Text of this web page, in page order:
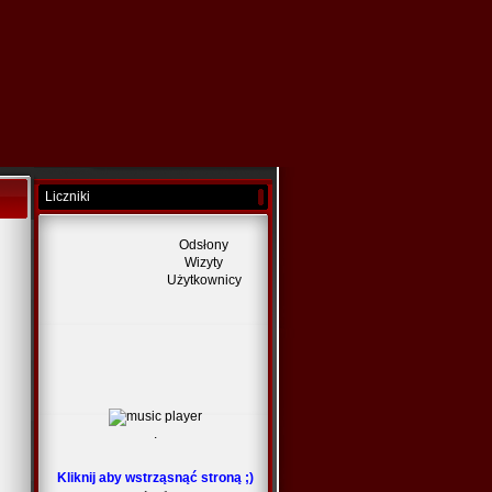
Liczniki
Odsłony
Wizyty
Użytkownicy
.
Kliknij aby wstrząsnąć stroną ;)